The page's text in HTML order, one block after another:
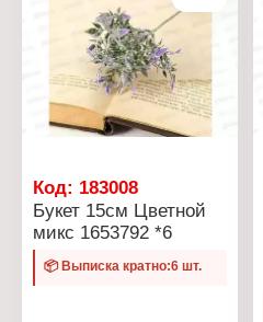
Код: 183008
Букет 15см Цветной
микс 1653792 *6
📦 Выписка кратно:6 шт.